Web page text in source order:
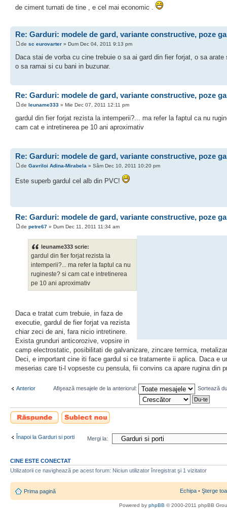
de ciment turnati de tine , e cel mai economic .
Re: Garduri: modele de gard, variante constructive, poze
de sc eurovarter » Dum Dec 04, 2011 9:13 pm
Daca stai de vorba cu cine trebuie o sa ai gard din fier forjat, o sa arate
o sa ramai si cu bani in buzunar.
Re: Garduri: modele de gard, variante constructive, poze
de leuname333 » Mie Dec 07, 2011 12:11 pm
gardul din fier forjat rezista la intemperii?... ma refer la faptul ca nu
cam cat e intretinerea pe 10 ani aproximativ
Re: Garduri: modele de gard, variante constructive, poze
de Gavriloi Adina-Mirabela » Sâm Dec 10, 2011 10:20 pm
Este superb gardul cel alb din PVC!
Re: Garduri: modele de gard, variante constructive, poze
de petre67 » Dum Dec 11, 2011 11:34 am
leuname333 scrie:
gardul din fier forjat rezista la
intemperii?... ma refer la faptul ca nu
rugineste? si cam cat e intretinerea
pe 10 ani aproximativ
Daca e tratat cum trebuie, in faza de
executie, gardul de fier forjat va rezista
chiar zeci de ani, fara nicio intretinere.
Exista grunduri anticorozive, vopsire in
camp electrostatic, posibilitati de galvanizare, zincare termica,
Deci, e important cine iti face gardul si ce tratamente ii aplica. Daca e
meserias care ti-l vopseste cu pensula, fii convins ca apare rugina din
Anterior Afişează mesajele de la anteriorul: Sortează
Scrie un răspuns
Scrie un subiect
nou
Înapoi la Garduri si porti Mergi la:
CINE ESTE CONECTAT
Utilizatorii ce navighează pe acest forum: Niciun utilizator înregistrat şi 1 vizitator
Prima pagină Echipa • Şterge
Powered by phpBB © 2000-2011 phpBB